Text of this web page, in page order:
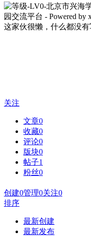
这家伙很懒，什么都没有
关注
文章0
收藏0
评论0
版块0
帖子1
粉丝0
创建0管理0关注0
排序
最新创建
最新发布